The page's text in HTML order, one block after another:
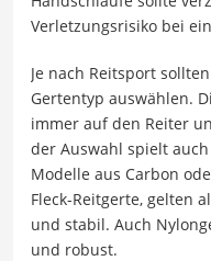
Verletzungsrisiko bei
Je nach Reitsport
Gertentyp auswählen.
immer auf den Reiter
der Auswahl spielt auch
Modelle aus Carbon
Fleck-Reitgerte, gelten
und stabil. Auch
und robust.